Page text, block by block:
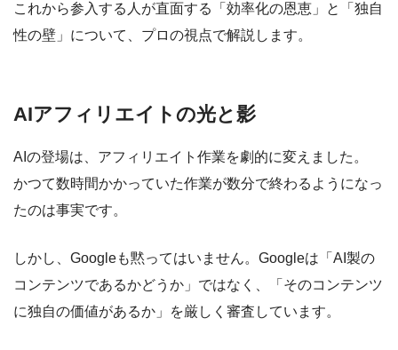
これから参入する人が直面する
「効率化の恩恵」と「独自
性の壁」 について、プロの視点で解説します。
AIアフィリエイトの光と影
AIの登場は、アフィリエイト作業を劇的に変えました。
かつて数時間かかっていた作業が数分で終わるようになっ
たのは事実です。
しかし、Googleも黙ってはいません。Googleは「AI製の
コンテンツであるかどうか」ではなく、
「そのコンテンツ
に独自の価値があるか」
を厳しく審査しています。